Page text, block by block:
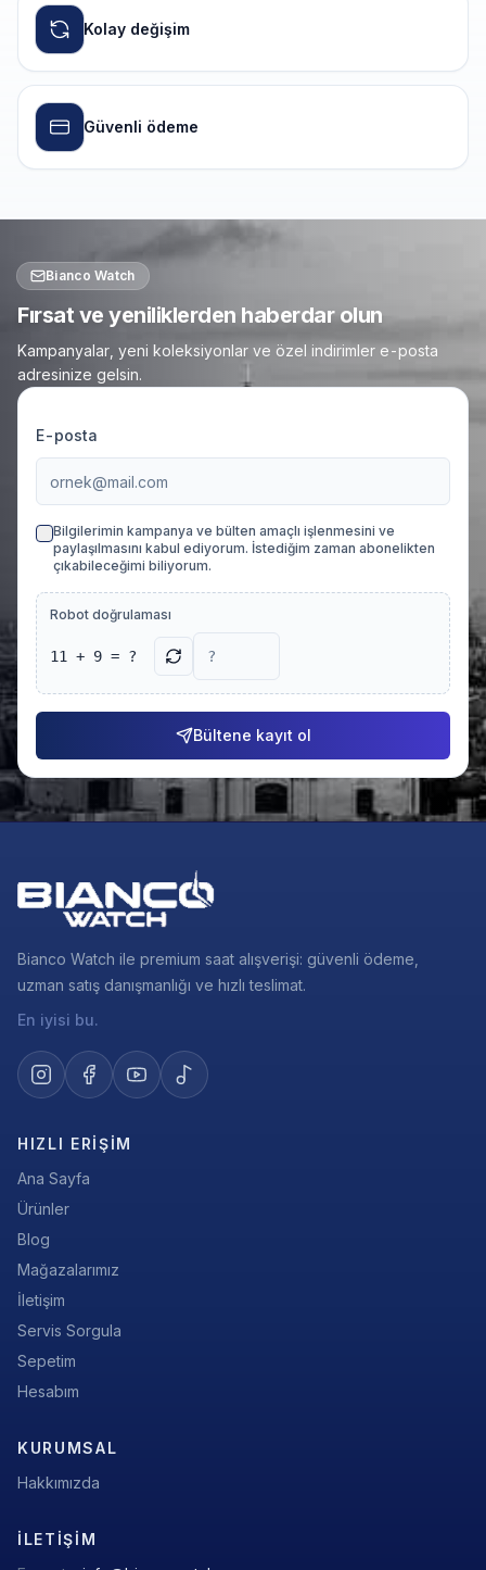
Kolay değişim
Güvenli ödeme
Bianco Watch
Fırsat ve yeniliklerden haberdar olun
Kampanyalar, yeni koleksiyonlar ve özel indirimler e-posta
adresinize gelsin.
E-posta
Bilgilerimin kampanya ve bülten amaçlı işlenmesini ve
paylaşılmasını kabul ediyorum. İstediğim zaman abonelikten
çıkabileceğimi biliyorum.
Robot doğrulaması
11 + 9 = ?
Bültene kayıt ol
Bianco Watch ile premium saat alışverişi: güvenli ödeme,
uzman satış danışmanlığı ve hızlı teslimat.
En iyisi bu.
HIZLI ERIŞIM
Ana Sayfa
Ürünler
Blog
Mağazalarımız
İletişim
Servis Sorgula
Sepetim
Hesabım
KURUMSAL
Hakkımızda
İLETIŞIM